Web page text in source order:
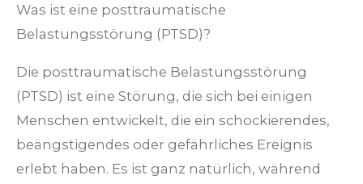
Was ist eine posttraumatische
Belastungsstörung (PTSD)?
Die posttraumatische Belastungsstörung
(PTSD) ist eine Störung, die sich bei einigen
Menschen entwickelt, die ein schockierendes,
beängstigendes oder gefährliches Ereignis
erlebt haben. Es ist ganz natürlich, während